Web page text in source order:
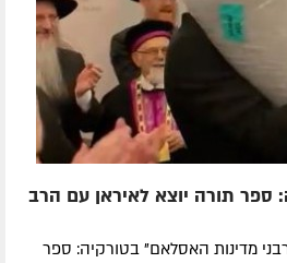
ספר תורה יוצא לאיראן עם הרב
מדינות האסלאם" בטורקיה: ספר